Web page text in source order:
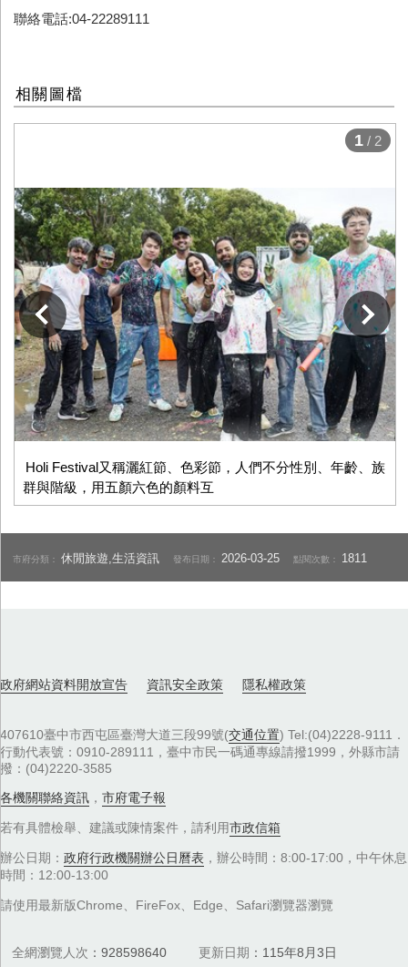
聯絡電話:04-22289111
相關圖檔
Holi Festival又稱灑紅節、色彩節，人們不分性別、年齡、族
群與階級，用五顏六色的顏料互
下一張
1 / 2
市府分類：休閒旅遊,生活資訊 發布日期：2026-03-25 點閱次數： 1811
政府網站資料開放宣告 資訊安全政策 隱私權政策
407610臺中市西屯區臺灣大道三段99號(交通位置) Tel:(04)2228-9111．
行動代表號：0910-289111，臺中市民一碼通專線請撥1999，外縣市請
撥：(04)2220-3585
各機關聯絡資訊 ， 市府電子報
若有具體檢舉、建議或陳情案件，請利用市政信箱
辦公日期： 政府行政機關辦公日曆表 ，辦公時間：8:00-17:00，中午休息
時間：12:00-13:00
請使用最新版Chrome、FireFox、Edge、Safari瀏覽器瀏覽
全網瀏覽人次 928598640 更新日期 115年8月3日